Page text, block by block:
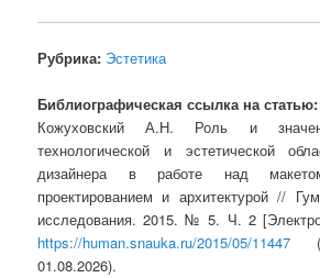
Рубрика: Эстетика
Библиографическая ссылка на статью:
Кожуховский А.Н. Роль и
технологической и эстетической
дизайнера в работе над
проектированием и архитектурой //
исследования. 2015. № 5. Ч. 2
https://human.snauka.ru/2015/05/11447
01.08.2026).